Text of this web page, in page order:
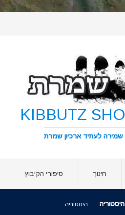
חינוך סיפורי הקיבוץ
היסטוריה היסטוריה